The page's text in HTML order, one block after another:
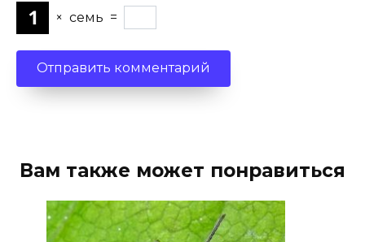
× семь =
Вам также может понравиться